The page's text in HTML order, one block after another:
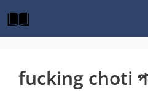
to
content
fucking choti